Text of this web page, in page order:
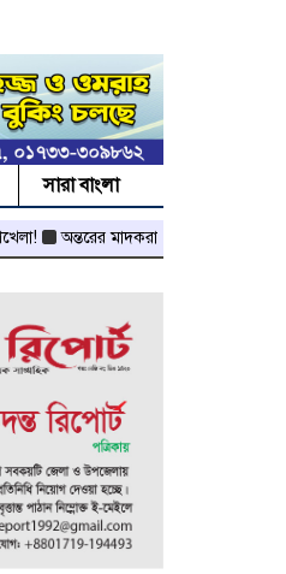
সারা বাংলা
মাদকরাজ্যে পুলিশের আইওয়াশ অভিযান!